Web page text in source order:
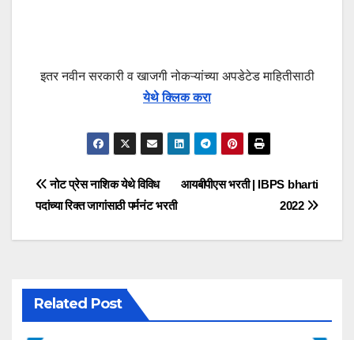
इतर नवीन सरकारी व खाजगी नोकऱ्यांच्या अपडेटेड माहितीसाठी
येथे क्लिक करा
Post
navigation
आयबीपीएस भरती | IBPS bharti
2022
नोट प्रेस नाशिक येथे विविध
पदांच्या रिक्त जागांसाठी पर्मनंट भरती
Related Post